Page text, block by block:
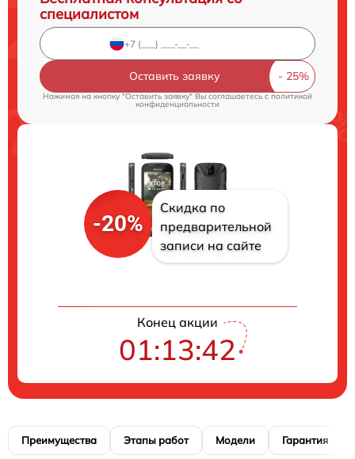
специалистом
Оставить заявку
Нажимая на кнопку "Оставить заявку" Вы соглашаетесь c политикой
конфиденциальности
-20%
Скидка по
предварительной
записи на сайте
Конец акции
01:13:41
Преимущества Этапы работ Модели Гарантия